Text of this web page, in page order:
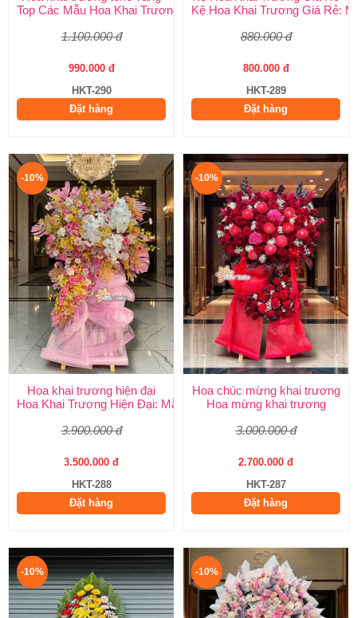
Top Các Mẫu Hoa Khai Trương Tone Vàng Đẹp, Sang Trọng,
1.100.000 đ
990.000 đ
HKT-290
Đặt hàng
Kệ Hoa Khai Trương Giá Rẻ:
880.000 đ
800.000 đ
HKT-289
Đặt hàng
-10%
Hoa khai trương hiện đại
Hoa Khai Trương Hiện Đại: Mẫu Đẹp, Sang Trọng & Giao Nhanh
3.900.000 đ
3.500.000 đ
HKT-288
Đặt hàng
-10%
Hoa chúc mừng khai trương
Hoa mừng khai trương
3.000.000 đ
2.700.000 đ
HKT-287
Đặt hàng
-10% -10%